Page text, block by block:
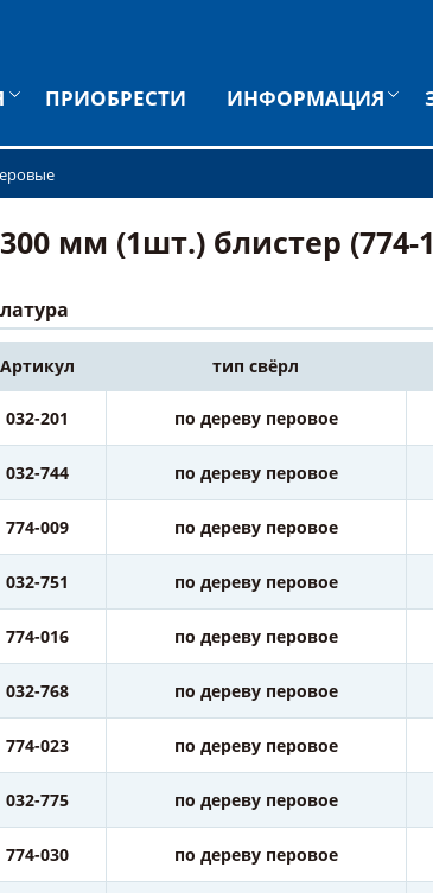
ПРИОБРЕСТИ ИНФОРМАЦИЯ
мм (1шт.) блистер (774-
Артикул тип свёрл
032-201 по дереву перовое
032-744 по дереву перовое
774-009 по дереву перовое
032-751 по дереву перовое
774-016 по дереву перовое
032-768 по дереву перовое
774-023 по дереву перовое
032-775 по дереву перовое
774-030 по дереву перовое